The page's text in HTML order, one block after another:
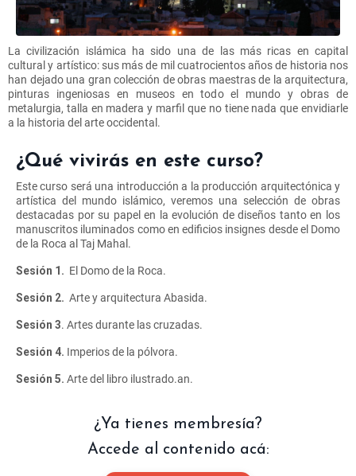
La civilización islámica ha sido una de las más ricas en capital
cultural y artístico: sus más de mil cuatrocientos años de historia nos
han dejado una gran colección de obras maestras de la arquitectura,
pinturas ingeniosas en museos en todo el mundo y obras de
metalurgia, talla en madera y marfil que no tiene nada que envidiarle
a la historia del arte occidental.
¿Qué vivirás en este curso?
Este curso será una introducción a la producción arquitectónica y
artística del mundo islámico, veremos una selección de obras
destacadas por su papel en la evolución de diseños tanto en los
manuscritos iluminados como en edificios insignes desde el Domo
de la Roca al Taj Mahal.
Sesión 1. El Domo de la Roca.
Sesión 2. Arte y arquitectura Abasida.
Sesión 3. Artes durante las cruzadas.
Sesión 4. Imperios de la pólvora.
Sesión 5. Arte del libro ilustrado.an.
¿Ya tienes membresía?
Accede al contenido acá: